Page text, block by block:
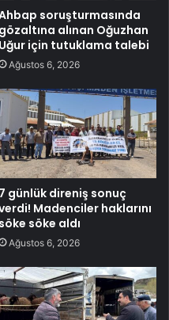
soruşturmasında
gözaltına alınan Oğuzhan
Uğur için tutuklama talebi
Ağustos 6, 2026
7 günlük direniş sonuç
Madenciler haklarını
söke söke aldı
Ağustos 6, 2026